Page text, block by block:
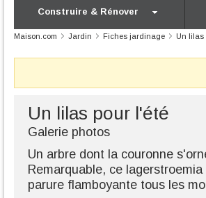
Construire & Rénover
Maison.com Jardin Fiches jardinage Un lilas
Un lilas pour l'été
Galerie photos
Un arbre dont la couronne
Remarquable, ce
parure flamboyante tous les